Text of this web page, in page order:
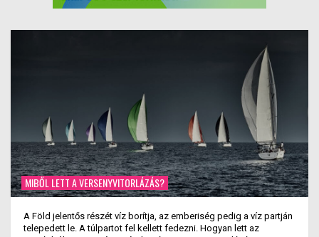
MIBŐL LETT A VERSENYVITORLÁZÁS?
A Föld jelentős részét víz borítja, az emberiség pedig a víz partján
telepedett le. A túlpartot fel kellett fedezni. Hogyan lett az